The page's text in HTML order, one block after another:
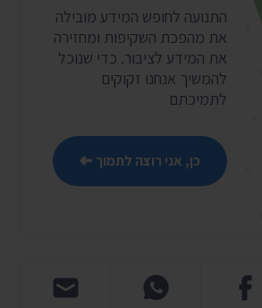
התנועה לחופש המידע מובילה
את מהפכת השקיפות ומחזירה
את המידע לציבור. כדי שנוכל
להמשיך אנחנו זקוקים
לתמיכתם
כן, אני רוצה לתמוך